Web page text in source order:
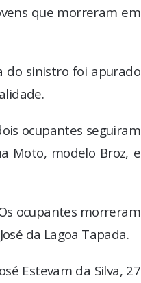
que morreram em
do sinistro foi apurado
ocupantes seguiram
Moto, modelo Broz, e
ocupantes morreram
da Lagoa Tapada.
Estevam da Silva, 27